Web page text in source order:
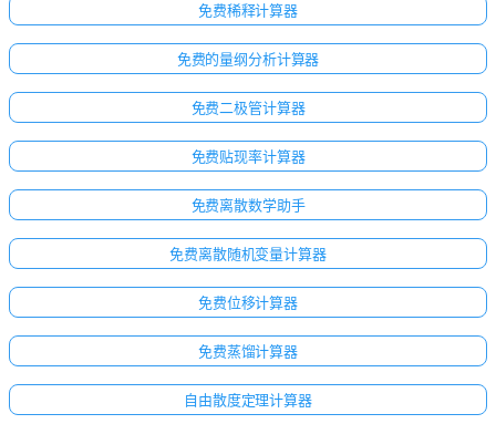
免费稀释计算器
免费的量纲分析计算器
免费二极管计算器
免费贴现率计算器
免费离散数学助手
免费离散随机变量计算器
免费位移计算器
免费蒸馏计算器
自由散度定理计算器